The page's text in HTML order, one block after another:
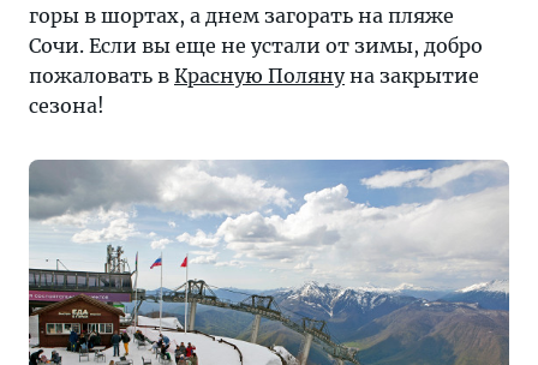
горы в шортах, а днем загорать на пляже
Сочи. Если вы еще не устали от зимы, добро
пожаловать в Красную Полянуна закрытие
сезона!